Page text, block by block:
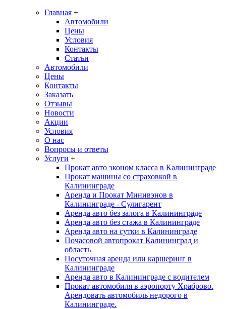
Главная +
Автомобили
Цены
Условия
Контакты
Статьи
Автомобили
Цены
Контакты
Заказать
Отзывы
Новости
Акции
Условия
О нас
Вопросы и ответы
Услуги +
Прокат авто эконом класса в Калининграде
Прокат машины со страховкой в
Калининграде
Аренда и Прокат Минивэнов в
Калининграде - Сулигарент
Аренда авто без залога в Калининграде
Аренда авто без стажа в Калининграде
Аренда авто на сутки в Калининграде
Почасовой автопрокат Калининград и
область
Посуточная аренда или каршеринг в
Калининграде
Аренда авто в Калининграде с водителем
Прокат автомобиля в аэропорту Храброво.
Арендовать автомобиль недорого в
Калининграде.